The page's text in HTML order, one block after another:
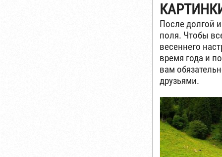
После долгой
поля. Чтобы
весеннего
время года и
вам
друзьями.